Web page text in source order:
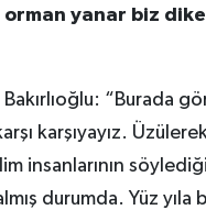
orman yanar biz
“Burada
karşıyayız.
insanlarının
durumda. Yüz yıla